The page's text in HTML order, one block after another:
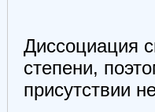
Диссоциация
степени,
присутствии